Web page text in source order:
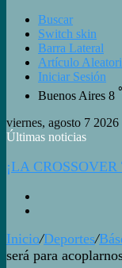
Buscar
Switch skin
Barra Lateral
Artículo
Iniciar Sesión
Buenos Aires 8
viernes, agosto 7 2026
Últimas noticias
¡LA
Inicio/Deportes/
será para